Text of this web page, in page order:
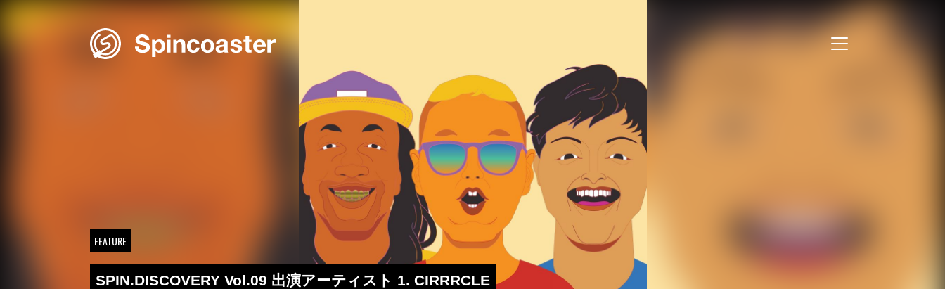
Skip
FEATURE
SPIN.DISCOVERY Vol.09 出演アーティスト 1. CIRRRCLE